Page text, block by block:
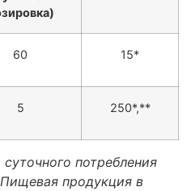
60 15*
5 250*,**
потребления
продукция в